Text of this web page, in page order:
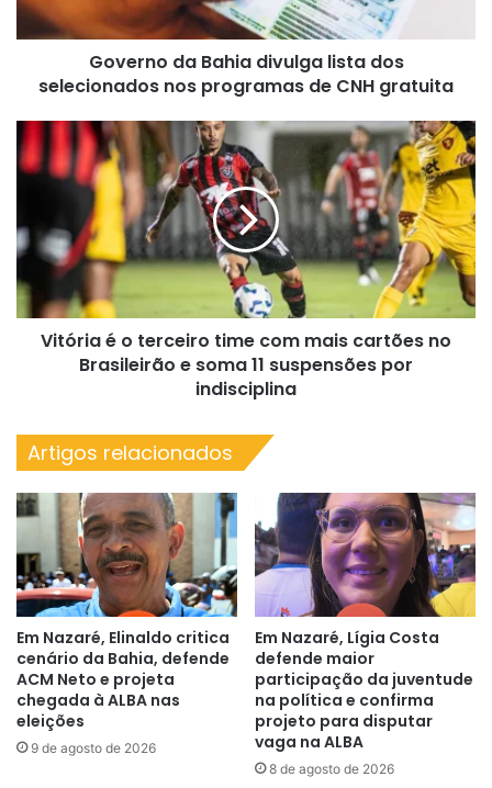
nos
programas
CNH
Governo da Bahia divulga lista dos
selecionados nos programas de CNH gratuita
Vitória
é
o
time
com
cartões
no
Brasileirão
por
indisciplina
Vitória é o terceiro time com mais cartões no
Brasileirão e soma 11 suspensões por
indisciplina
Artigos relacionados
Em Nazaré, Elinaldo critica
cenário da Bahia, defende
ACM Neto e projeta
chegada à ALBA nas
eleições
9 de agosto de 2026
Em Nazaré, Lígia Costa
defende maior
participação da juventude
na política e confirma
projeto para disputar
vaga na ALBA
8 de agosto de 2026